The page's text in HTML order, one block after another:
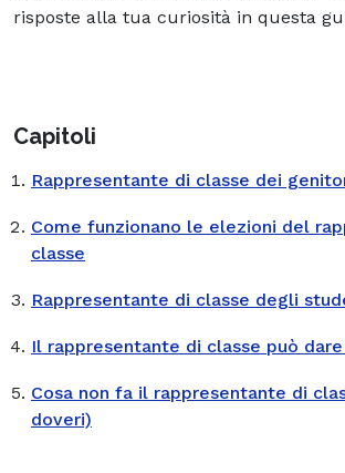
risposte alla tua curiosità in questa
Capitoli
Rappresentante di classe dei
Come funzionano le elezioni del
classe
Rappresentante di classe degli
Il rappresentante di classe può
Cosa non fa il rappresentante di
doveri)